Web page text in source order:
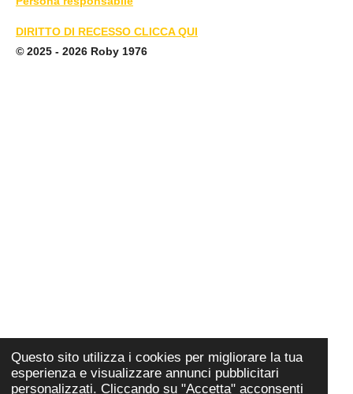
Questo sito utilizza i cookies per migliorare la tua
esperienza e visualizzare annunci pubblicitari
personalizzati. Cliccando su "Accetta" acconsenti
DIRITTO DI RECESSO CLICCA QUI
© 2025 - 2026 Roby 1976